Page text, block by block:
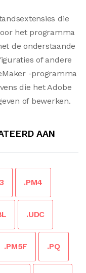
die
het programma
de onderstaande
of andere
-programma
die het Adobe
of bewerken.
AAN
.PM4
.UDC
.PM5F .PQ